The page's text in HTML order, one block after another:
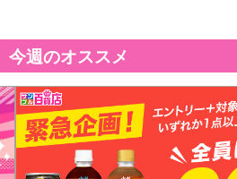
今週のオススメ